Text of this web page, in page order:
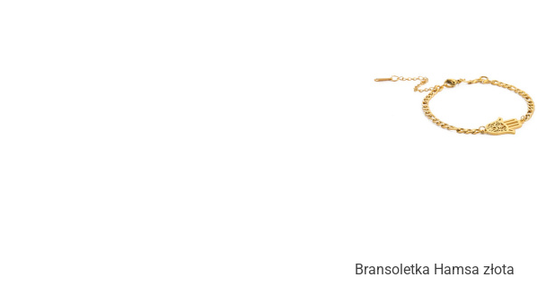
Bransoletka Hamsa złota